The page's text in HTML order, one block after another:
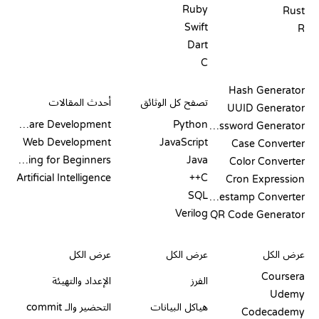
Rust
R
Ruby
Swift
Dart
C
Hash Generator
UUID Generator
Password Generator
Case Converter
Color Converter
Cron Expression
Timestamp Converter
QR Code Generator
تصفح كل الوثائق
Python
JavaScript
Java
C++
SQL
Verilog
أحدث المقالات
Software Development
Web Development
Coding for Beginners
Artificial Intelligence
عرض الكل
Coursera
Udemy
Codecademy
عرض الكل
الفرز
هياكل البيانات
عرض الكل
الإعداد والتهيئة
التحضير والـ commit